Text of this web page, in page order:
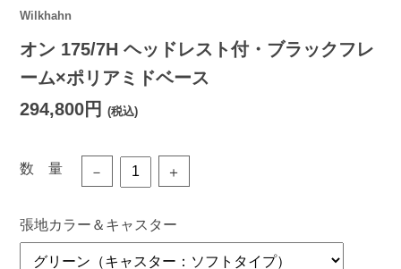
Wilkhahn
オン 175/7H ヘッドレスト付・ブラックフレ
ーム×ポリアミドベース
294,800円(税込)
数 量 － ＋
張地カラー＆キャスター